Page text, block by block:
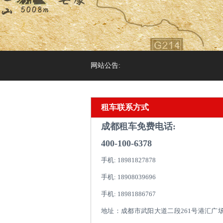
网站公告:
租车联系方式
成都租车免费电话:
400-100-6378
手机: 18981827878
手机: 18908039696
手机: 18981886767
地址：成都市武阳大道二段261号港汇广